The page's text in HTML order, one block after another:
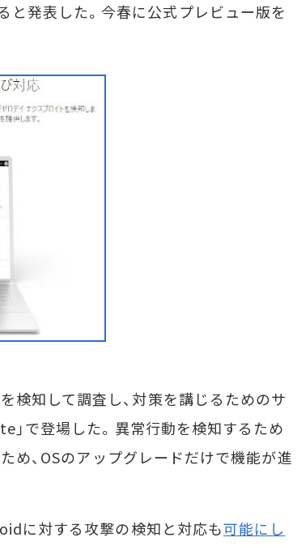
と発表した。今春に公式プレビュー版を
知して調査し、対策を講じるためのサ
で登場した。異常行動を検知するため
め、OSのアップグレードだけで機能が進
に対する攻撃の検知と対応も可能にし